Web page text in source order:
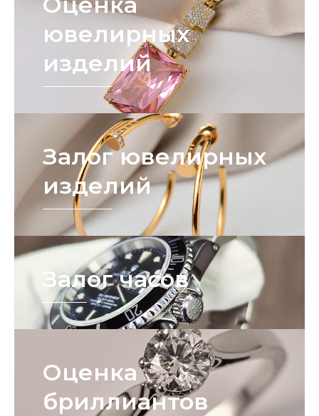
ювелирных
изделий
Залог ювелирных
изделий
Залог часов
Оценка
бриллиантов